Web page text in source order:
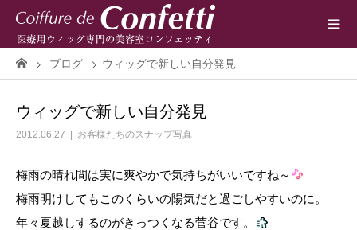
ブログ ウィッグで新しい自分発見
ウィッグで新しい自分発見
2012.06.27 お客様たちのスナップ写真
梅雨の晴れ間は実に爽やかで気持ちがいいですね～
梅雨明けしてもこのくらいの陽気だと過ごしやすいのに。
年々夏越しするのがきっつくなる菅谷です。